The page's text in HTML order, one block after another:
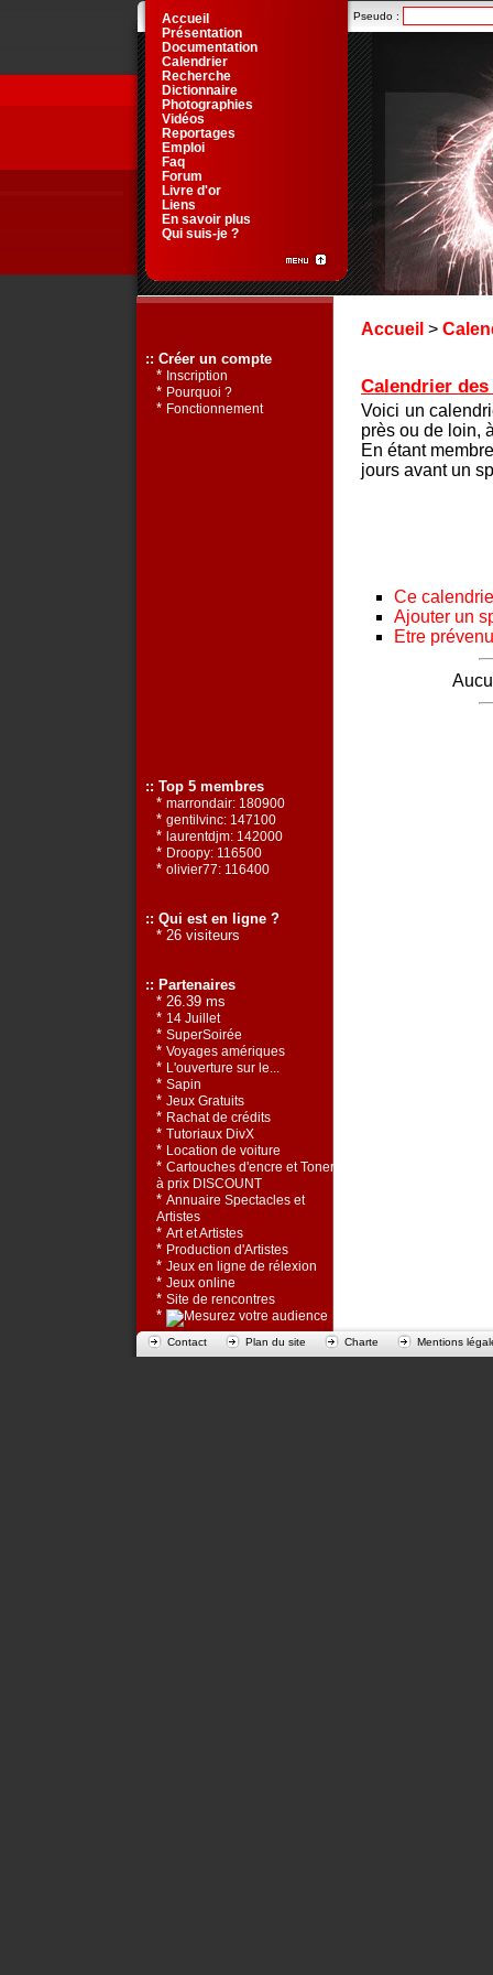
Accueil >
Calendrier
Voici un
près ou de loin,
En étant
jours avant un
Ce
Ajouter un
Etre
Pseudo :
Accueil
Présentation
Documentation
Calendrier
Recherche
Dictionnaire
Photographies
Vidéos
Reportages
Emploi
Faq
Forum
Livre d'or
Liens
En savoir plus
Qui suis-je ?
:: Créer un compte
* Inscription
* Pourquoi ?
* Fonctionnement
:: Top 5 membres
* marrondair: 180900
* gentilvinc: 147100
* laurentdjm: 142000
* Droopy: 116500
* olivier77: 116400
:: Qui est en ligne ?
* 26 visiteurs
:: Partenaires
* 26.39 ms
* 14 Juillet
* SuperSoirée
* Voyages amériques
* L'ouverture sur le...
* Sapin
* Jeux Gratuits
* Rachat de crédits
* Tutoriaux DivX
* Location de voiture
* Cartouches d'encre et Toners
à prix DISCOUNT
* Annuaire Spectacles et
Artistes
* Art et Artistes
* Production d'Artistes
* Jeux en ligne de rélexion
* Jeux online
* Site de rencontres
*
Contact Plan du site Charte Mentions